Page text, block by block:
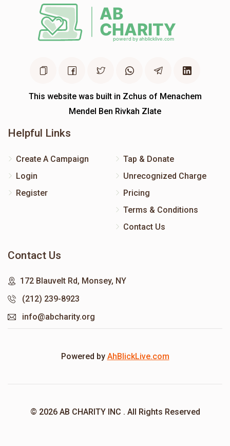
This website was built in Zchus of Menachem
Mendel Ben Rivkah Zlate
Helpful Links
Create A Campaign
Login
Register
Tap & Donate
Unrecognized Charge
Pricing
Terms & Conditions
Contact Us
Contact Us
172 Blauvelt Rd, Monsey, NY
(212) 239-8923
info@abcharity.org
Powered by AhBlickLive.com
© 2026 AB CHARITY INC . All Rights Reserved